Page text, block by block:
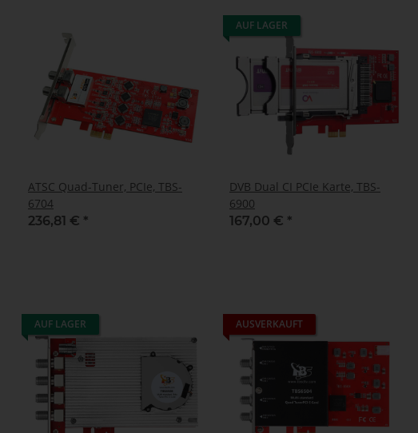
ATSC Quad-Tuner, PCIe, TBS-
6704
236,81 € *
AUF LAGER
DVB Dual CI PCIe Karte, TBS-
6900
167,00 € *
AUF LAGER AUSVERKAUFT